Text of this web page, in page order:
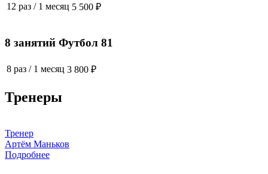
12 раз / 1 месяц 5 500 ₽
8 занятий Футбол 81
8 раз / 1 месяц 3 800 ₽
Тренеры
Тренер
Артём Маньков
Подробнее